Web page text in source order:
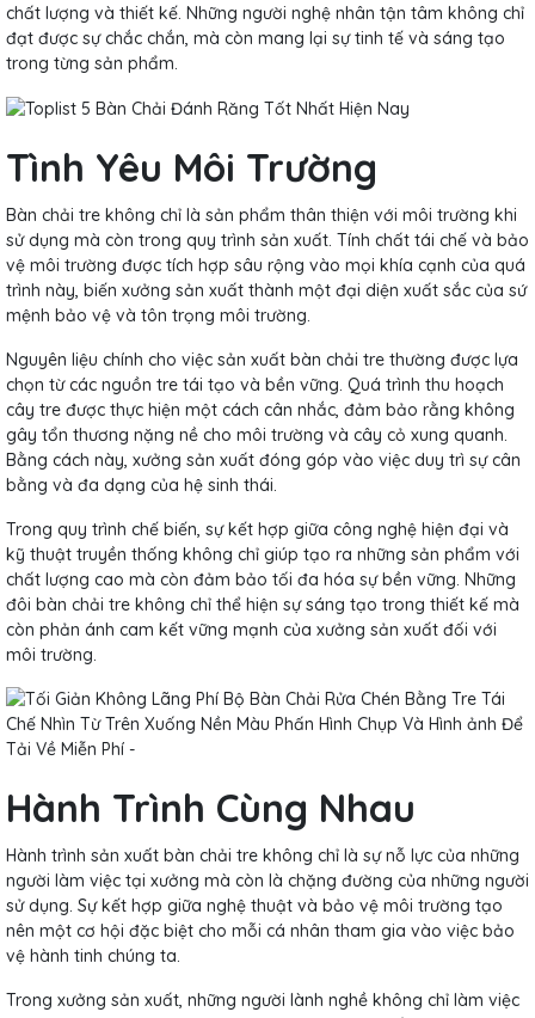
chất lượng và thiết kế. Những người nghệ nhân tận tâm không chỉ
đạt được sự chắc chắn, mà còn mang lại sự tinh tế và sáng tạo
trong từng sản phẩm.
Tình Yêu Môi Trường
Bàn chải tre không chỉ là sản phẩm thân thiện với môi trường khi
sử dụng mà còn trong quy trình sản xuất. Tính chất tái chế và bảo
vệ môi trường được tích hợp sâu rộng vào mọi khía cạnh của quá
trình này, biến xưởng sản xuất thành một đại diện xuất sắc của sứ
mệnh bảo vệ và tôn trọng môi trường.
Nguyên liệu chính cho việc sản xuất bàn chải tre thường được lựa
chọn từ các nguồn tre tái tạo và bền vững. Quá trình thu hoạch
cây tre được thực hiện một cách cân nhắc, đảm bảo rằng không
gây tổn thương nặng nề cho môi trường và cây cỏ xung quanh.
Bằng cách này, xưởng sản xuất đóng góp vào việc duy trì sự cân
bằng và đa dạng của hệ sinh thái.
Trong quy trình chế biến, sự kết hợp giữa công nghệ hiện đại và
kỹ thuật truyền thống không chỉ giúp tạo ra những sản phẩm với
chất lượng cao mà còn đảm bảo tối đa hóa sự bền vững. Những
đôi bàn chải tre không chỉ thể hiện sự sáng tạo trong thiết kế mà
còn phản ánh cam kết vững mạnh của xưởng sản xuất đối với
môi trường.
Hành Trình Cùng Nhau
Hành trình sản xuất bàn chải tre không chỉ là sự nỗ lực của những
người làm việc tại xưởng mà còn là chặng đường của những người
sử dụng. Sự kết hợp giữa nghệ thuật và bảo vệ môi trường tạo
nên một cơ hội đặc biệt cho mỗi cá nhân tham gia vào việc bảo
vệ hành tinh chúng ta.
Trong xưởng sản xuất, những người lành nghề không chỉ làm việc